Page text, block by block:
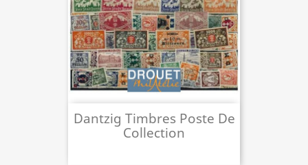
Dantzig Timbres Poste De
Collection